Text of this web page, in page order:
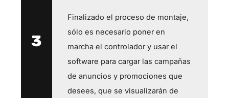
3
Finalizado el proceso de montaje,
sólo es necesario poner en
marcha el controlador y usar el
software para cargar las campañas
de anuncios y promociones que
desees, que se visualizarán de